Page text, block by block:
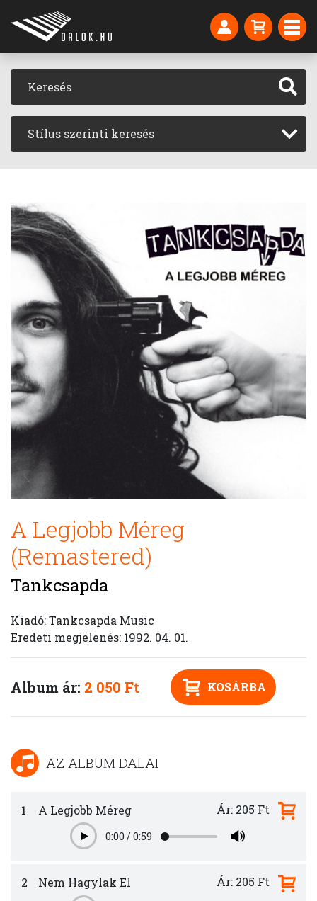
Stílus szerinti keresés
A Legjobb Méreg
(Remastered)
Tankcsapda
Kiadó: Tankcsapda Music
Eredeti megjelenés: 1992. 04. 01.
Album ár: 2 050 Ft KOSÁRBA
AZ ALBUM DALAI
1 A Legjobb Méreg
Play0:00 /0:59
Ár: 205 Ft
2 Nem Hagylak El Ár: 205 Ft